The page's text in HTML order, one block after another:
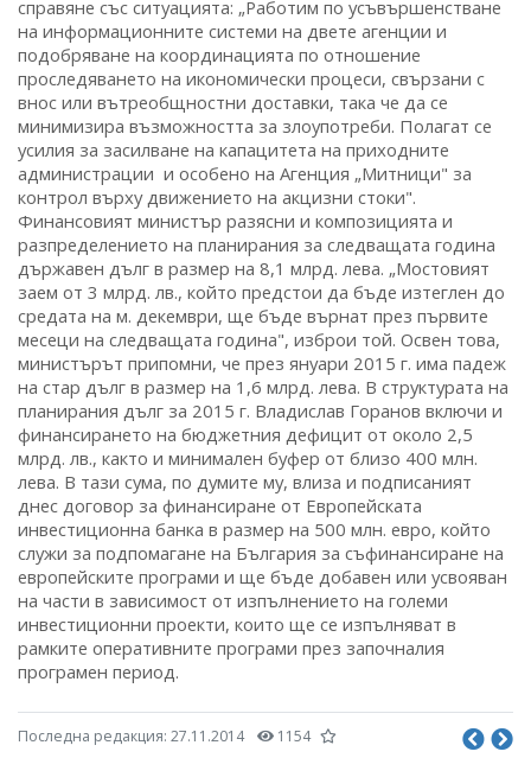
справяне със ситуацията: „Работим по усъвършенстване
на информационните системи на двете агенции и
подобряване на координацията по отношение
проследяването на икономически процеси, свързани с
внос или вътреобщностни доставки, така че да се
минимизира възможността за злоупотреби. Полагат се
усилия за засилване на капацитета на приходните
администрации и особено на Агенция „Митници" за
контрол върху движението на акцизни стоки".
Финансовият министър разясни и композицията и
разпределението на планирания за следващата година
държавен дълг в размер на 8,1 млрд. лева. „Мостовият
заем от 3 млрд. лв., който предстои да бъде изтеглен до
средата на м. декември, ще бъде върнат през първите
месеци на следващата година", изброи той. Освен това,
министърът припомни, че през януари 2015 г. има падеж
на стар дълг в размер на 1,6 млрд. лева. В структурата на
планирания дълг за 2015 г. Владислав Горанов включи и
финансирането на бюджетния дефицит от около 2,5
млрд. лв., както и минимален буфер от близо 400 млн.
лева. В тази сума, по думите му, влиза и подписаният
днес договор за финансиране от Европейската
инвестиционна банка в размер на 500 млн. евро, който
служи за подпомагане на България за съфинансиране на
европейските програми и ще бъде добавен или усвояван
на части в зависимост от изпълнението на големи
инвестиционни проекти, които ще се изпълняват в
рамките оперативните програми през започналия
програмен период.
Последна редакция: 27.11.2014 1154